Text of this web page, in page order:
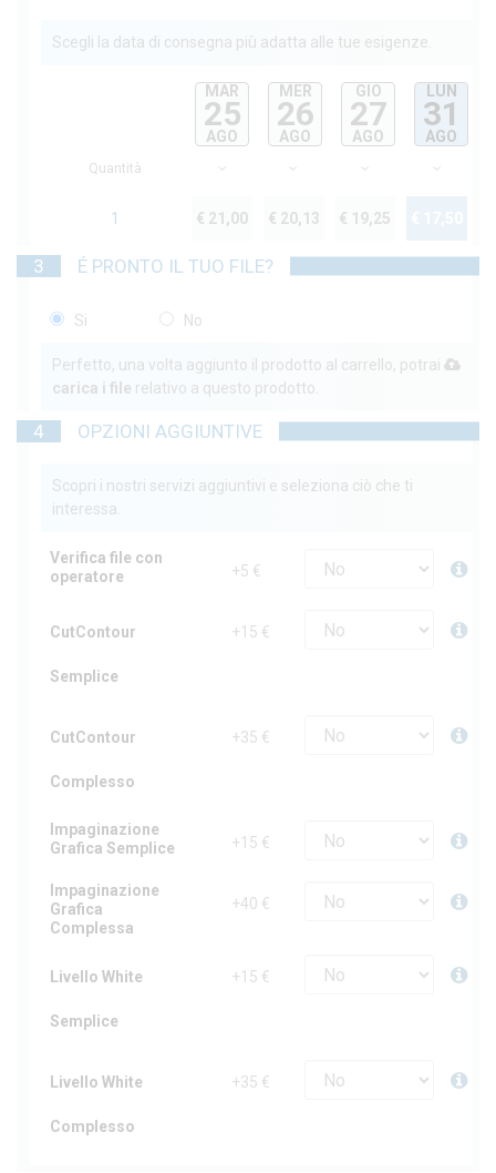
Scegli la data di consegna più adatta alle tue esigenze.
MAR
25
AGO
MER
26
AGO
GIO
27
AGO
LUN
31
AGO
Quantità
1 € 21,00 € 20,13 € 19,25
3 É PRONTO IL TUO FILE?
Si No
Perfetto, una volta aggiunto il prodotto al carrello, potrai
carica i file relativo a questo prodotto.
4 OPZIONI AGGIUNTIVE
Scopri i nostri servizi aggiuntivi e seleziona ciò che ti
interessa.
Verifica file con
operatore
+5 €
CutContour
Semplice
+15 €
CutContour
Complesso
+35 €
Impaginazione
Grafica Semplice
+15 €
Impaginazione
Grafica
Complessa
+40 €
Livello White
Semplice
+15 €
Livello White
Complesso
+35 €